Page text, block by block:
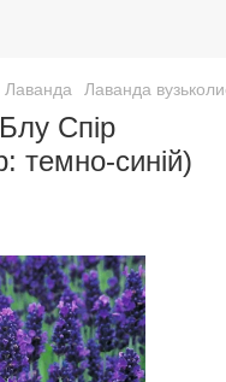
Лаванда Лаванда
Спір
темно-синій)